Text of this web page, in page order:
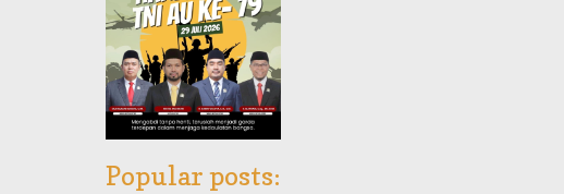
Popular posts: